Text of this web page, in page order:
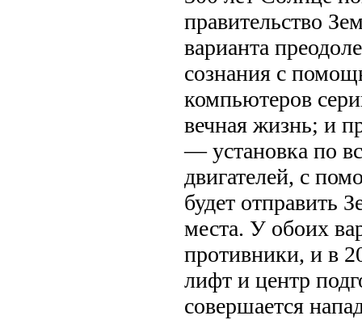
правительство
варианта
сознания с
компьютеров
вечная жизнь; и
— установка по
двигателей, с
будет отправить
места. У обоих
противники, и в
лифт и центр
совершается